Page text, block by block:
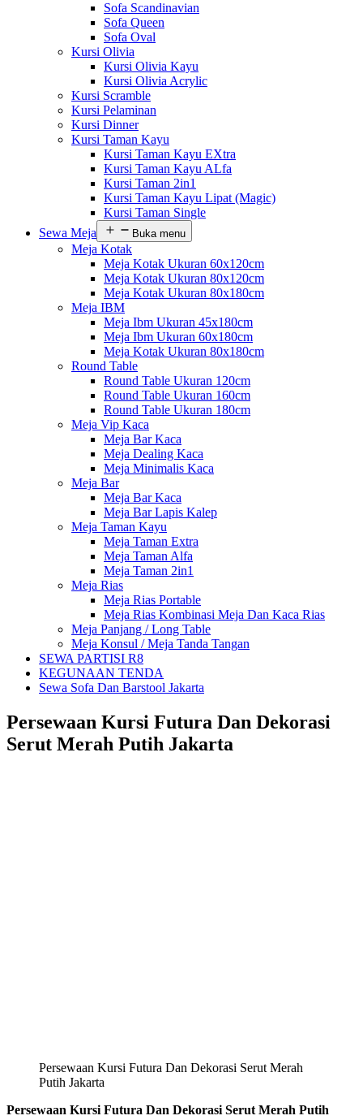
Sofa Scandinavian
Sofa Queen
Sofa Oval
Kursi Olivia
Kursi Olivia Kayu
Kursi Olivia Acrylic
Kursi Scramble
Kursi Pelaminan
Kursi Dinner
Kursi Taman Kayu
Kursi Taman Kayu EXtra
Kursi Taman Kayu ALfa
Kursi Taman 2in1
Kursi Taman Kayu Lipat (Magic)
Kursi Taman Single
Sewa Meja
Buka menu
Meja Kotak
Meja Kotak Ukuran 60x120cm
Meja Kotak Ukuran 80x120cm
Meja Kotak Ukuran 80x180cm
Meja IBM
Meja Ibm Ukuran 45x180cm
Meja Ibm Ukuran 60x180cm
Meja Kotak Ukuran 80x180cm
Round Table
Round Table Ukuran 120cm
Round Table Ukuran 160cm
Round Table Ukuran 180cm
Meja Vip Kaca
Meja Bar Kaca
Meja Dealing Kaca
Meja Minimalis Kaca
Meja Bar
Meja Bar Kaca
Meja Bar Lapis Kalep
Meja Taman Kayu
Meja Taman Extra
Meja Taman Alfa
Meja Taman 2in1
Meja Rias
Meja Rias Portable
Meja Rias Kombinasi Meja Dan Kaca Rias
Meja Panjang / Long Table
Meja Konsul / Meja Tanda Tangan
SEWA PARTISI R8
KEGUNAAN TENDA
Sewa Sofa Dan Barstool Jakarta
Persewaan Kursi Futura Dan Dekorasi
Serut Merah Putih Jakarta
Persewaan Kursi Futura Dan Dekorasi Serut Merah
Putih Jakarta
Persewaan Kursi Futura Dan Dekorasi Serut Merah Putih